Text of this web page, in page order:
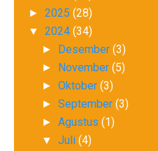
► 2025 (28)
▼ 2024 (34)
► Desember(3)
► November(5)
►Oktober(3)
►September(3)
►Agustus(1)
▼Juli(4)